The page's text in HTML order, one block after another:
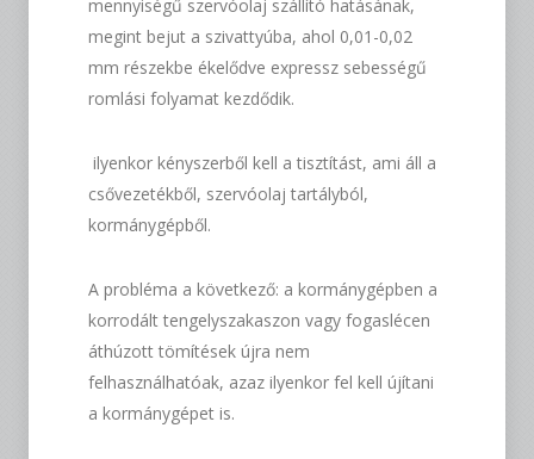
mennyiségű szervóolaj szállító hatásának,
megint bejut a szivattyúba, ahol 0,01-0,02
mm részekbe ékelődve expressz sebességű
romlási folyamat kezdődik.
ilyenkor kényszerből kell a tisztítást, ami áll a
csővezetékből, szervóolaj tartályból,
kormánygépből.
A probléma a következő: a kormánygépben a
korrodált tengelyszakaszon vagy fogaslécen
áthúzott tömítések újra nem
felhasználhatóak, azaz ilyenkor fel kell újítani
a kormánygépet is.